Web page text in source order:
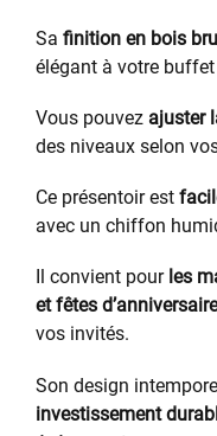
Sa finition en bois
élégant à votre buffet
Vous pouvez ajuster
des niveaux selon
Ce présentoir est
avec un chiffon
Il convient pour les
et fêtes d’anniversaire
vos invités.
Son design
investissement